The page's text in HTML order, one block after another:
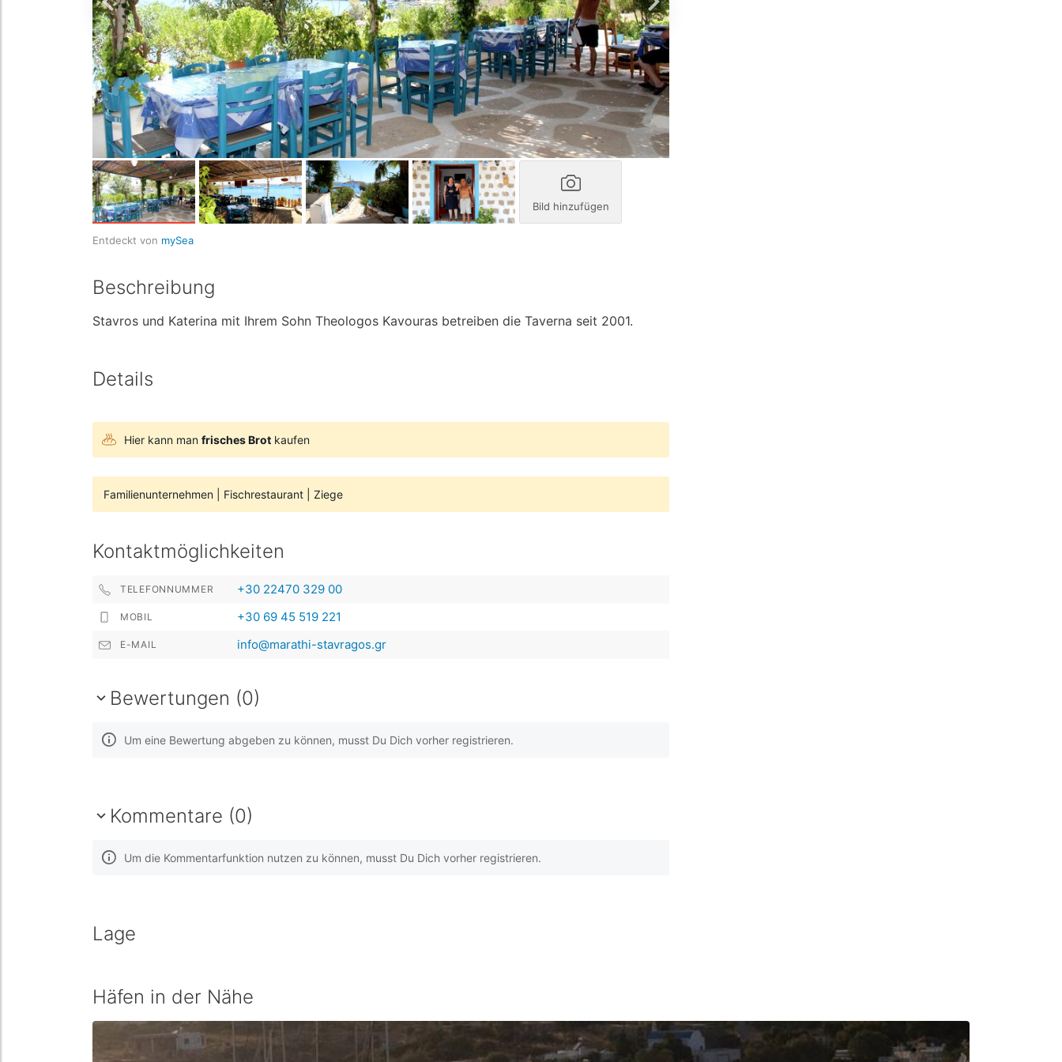
Bild hinzufügen
Entdeckt von mySea
Beschreibung
Stavros und Katerina mit Ihrem Sohn Theologos Kavouras betreiben die Taverna seit 2001.
Details
Hier kann man frisches Brot kaufen
Familienunternehmen Fischrestaurant Ziege
Kontaktmöglichkeiten
TELEFONNUMMER +30 22470 329 00
MOBIL +30 69 45 519 221
E-MAIL info@marathi-stavragos.gr
Bewertungen (0)
Um eine Bewertung abgeben zu können, musst Du Dich vorher registrieren.
Kommentare (0)
Um die Kommentarfunktion nutzen zu können, musst Du Dich vorher registrieren.
Lage
Häfen in der Nähe